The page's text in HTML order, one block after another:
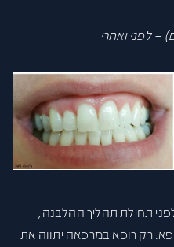
– לפני ואחרי
תחילת תהליך ההלבנה,
רק רופא במרפאה יתווה את